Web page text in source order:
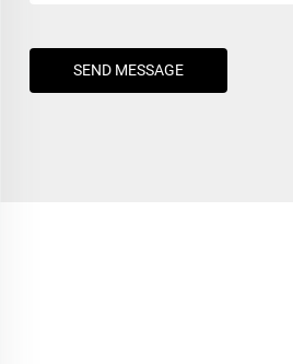
SEND MESSAGE